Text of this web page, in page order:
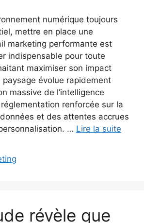
numérique toujours
mettre en place une
marketing performante est
indispensable pour toute
maximiser son impact
paysage évolue rapidement
massive de l’intelligence
renforcée sur la
et des attentes accrues
… Lire la suite
révèle que